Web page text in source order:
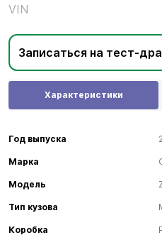
VIN
Записаться на тест-
Характеристики
Год выпуска
Марка
Модель
Тип кузова
Коробка